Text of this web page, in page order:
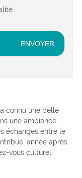
connu une belle
une ambiance
échanges entre le
année après
vous culturel